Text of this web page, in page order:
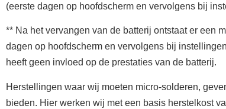
(eerste dagen op hoofdscherm en vervolgens bij
** Na het vervangen van de batterij ontstaat er een
dagen op hoofdscherm en vervolgens bij
heeft geen invloed op de prestaties van de batterij.
Herstellingen waar wij moeten micro-solderen,
bieden. Hier werken wij met een basis herstelkost